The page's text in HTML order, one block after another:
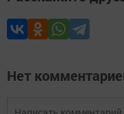
Нет